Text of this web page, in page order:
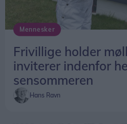
Arrangementet finder sted
Mennesker
Frivillige holder
inviterer indenfor
sensommeren
Hans Ravn